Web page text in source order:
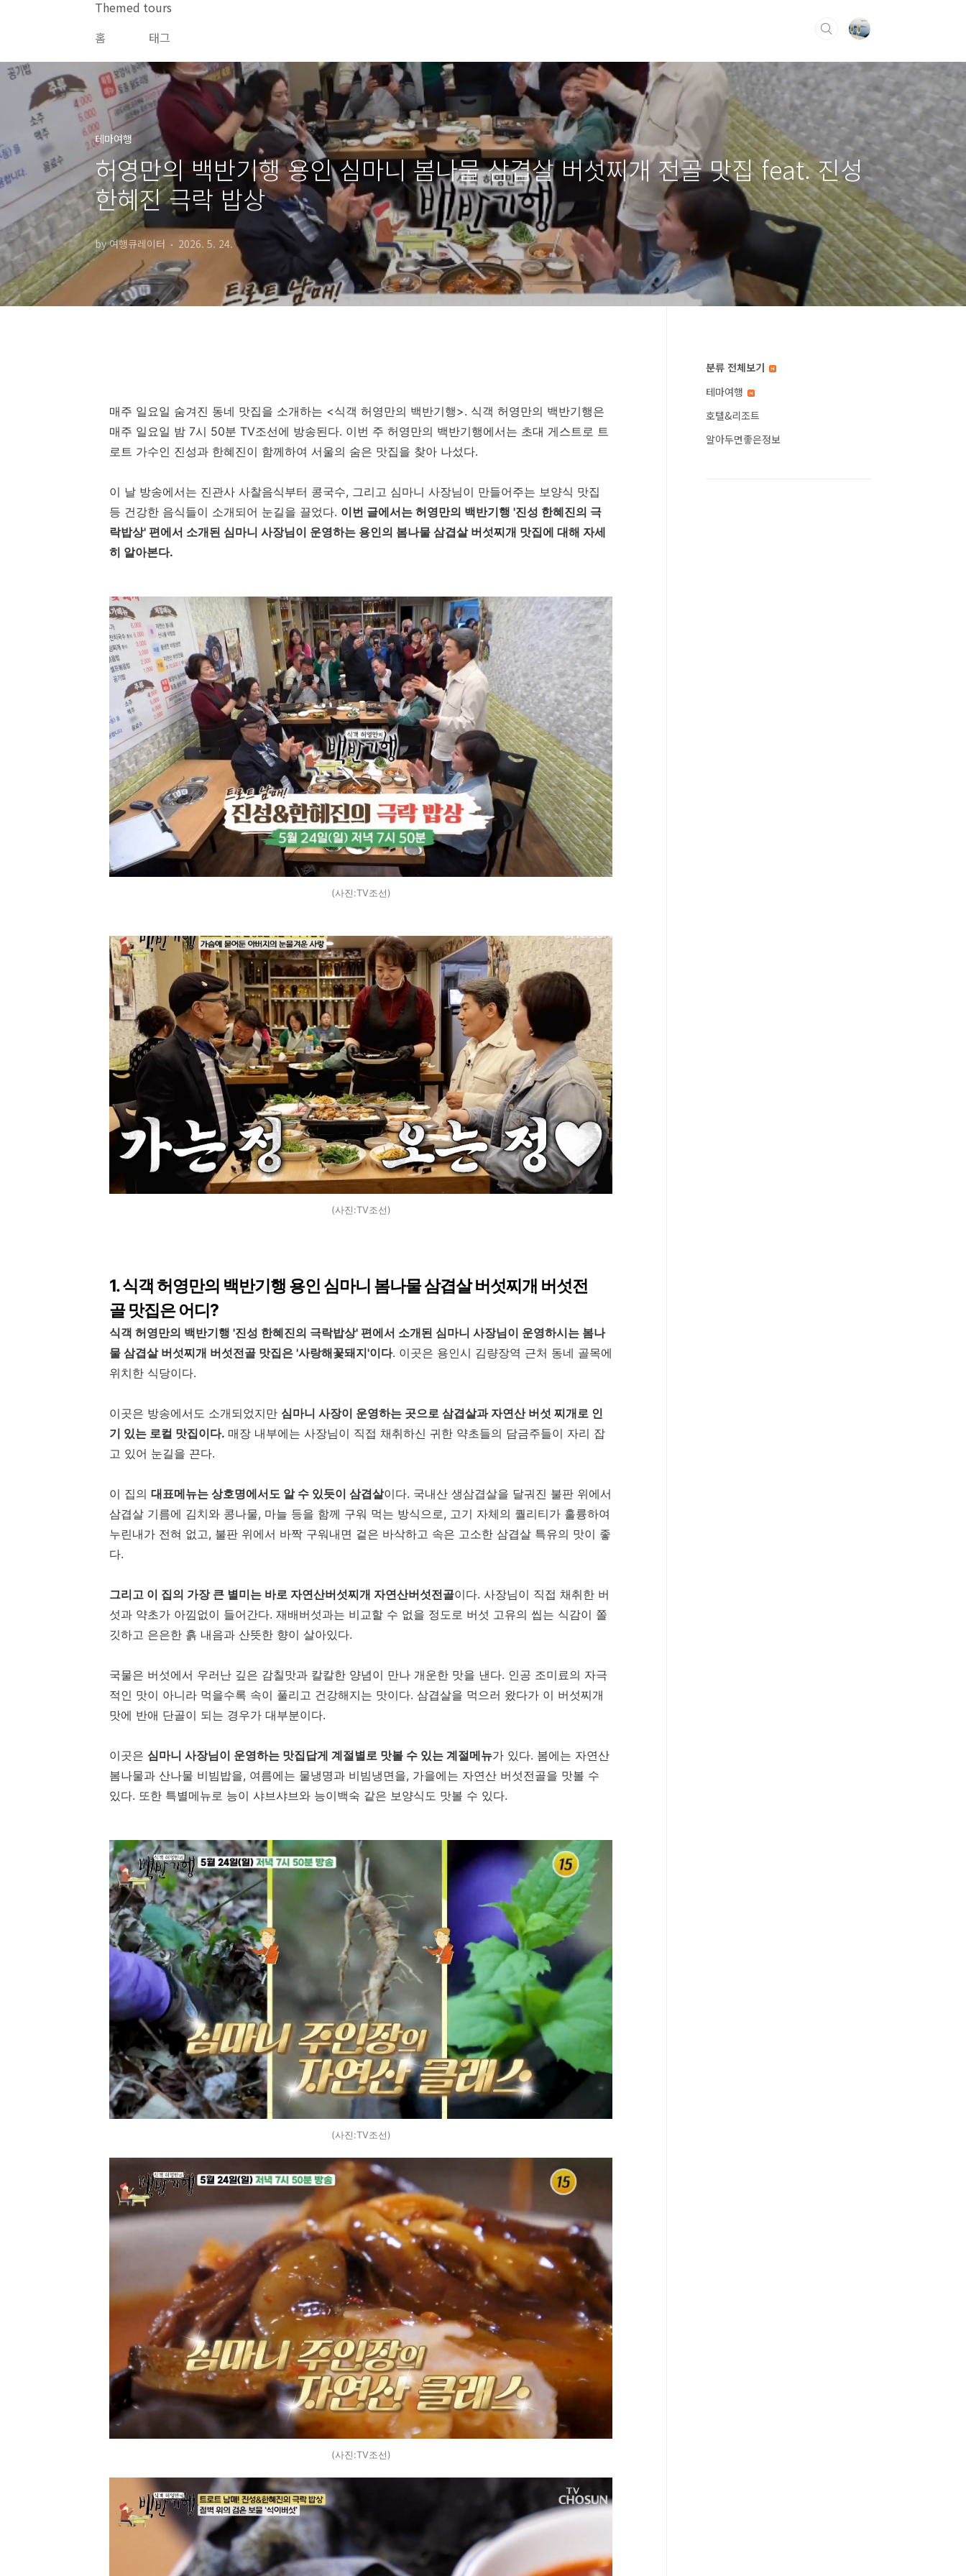
Themed tours
홈
태그
테마여행
허영만의 백반기행 용인 심마니 봄나물 삼겹살 버섯찌개 전골 맛집 feat. 진성
한혜진 극락 밥상
by 여행큐레이터 2026. 5. 24.
매주 일요일 숨겨진 동네 맛집을 소개하는 <식객 허영만의 백반기행>. 식객 허영만의 백반기행은
매주 일요일 밤 7시 50분 TV조선에 방송된다. 이번 주 허영만의 백반기행에서는 초대 게스트로 트
로트 가수인 진성과 한혜진이 함께하여 서울의 숨은 맛집을 찾아 나섰다.
이 날 방송에서는 진관사 사찰음식부터 콩국수, 그리고 심마니 사장님이 만들어주는 보양식 맛집
등 건강한 음식들이 소개되어 눈길을 끌었다. 이번 글에서는 허영만의 백반기행 '진성 한혜진의 극
락밥상' 편에서 소개된 심마니 사장님이 운영하는 용인의 봄나물 삼겹살 버섯찌개 맛집에 대해 자세
히 알아본다.
(사진:TV조선)
(사진:TV조선)
1. 식객 허영만의 백반기행 용인 심마니 봄나물 삼겹살 버섯찌개 버섯전
골 맛집은 어디?
식객 허영만의 백반기행 '진성 한혜진의 극락밥상' 편에서 소개된 심마니 사장님이 운영하시는 봄나
물 삼겹살 버섯찌개 버섯전골 맛집은 '사랑해꽃돼지'이다. 이곳은 용인시 김량장역 근처 동네 골목에
위치한 식당이다.
이곳은 방송에서도 소개되었지만 심마니 사장이 운영하는 곳으로 삼겹살과 자연산 버섯 찌개로 인
기 있는 로컬 맛집이다. 매장 내부에는 사장님이 직접 채취하신 귀한 약초들의 담금주들이 자리 잡
고 있어 눈길을 끈다.
이 집의 대표메뉴는 상호명에서도 알 수 있듯이 삼겹살이다. 국내산 생삼겹살을 달궈진 불판 위에서
삼겹살 기름에 김치와 콩나물, 마늘 등을 함께 구워 먹는 방식으로, 고기 자체의 퀄리티가 훌륭하여
누린내가 전혀 없고, 불판 위에서 바짝 구워내면 겉은 바삭하고 속은 고소한 삼겹살 특유의 맛이 좋
다.
그리고 이 집의 가장 큰 별미는 바로 자연산버섯찌개 자연산버섯전골이다. 사장님이 직접 채취한 버
섯과 약초가 아낌없이 들어간다. 재배버섯과는 비교할 수 없을 정도로 버섯 고유의 씹는 식감이 쫄
깃하고 은은한 흙 내음과 산뜻한 향이 살아있다.
국물은 버섯에서 우러난 깊은 감칠맛과 칼칼한 양념이 만나 개운한 맛을 낸다. 인공 조미료의 자극
적인 맛이 아니라 먹을수록 속이 풀리고 건강해지는 맛이다. 삼겹살을 먹으러 왔다가 이 버섯찌개
맛에 반애 단골이 되는 경우가 대부분이다.
이곳은 심마니 사장님이 운영하는 맛집답게 계절별로 맛볼 수 있는 계절메뉴가 있다. 봄에는 자연산
봄나물과 산나물 비빔밥을, 여름에는 물냉명과 비빔냉면을, 가을에는 자연산 버섯전골을 맛볼 수
있다. 또한 특별메뉴로 능이 샤브샤브와 능이백숙 같은 보양식도 맛볼 수 있다.
(사진:TV조선)
(사진:TV조선)
분류 전체보기
테마여행
호텔&리조트
알아두면좋은정보